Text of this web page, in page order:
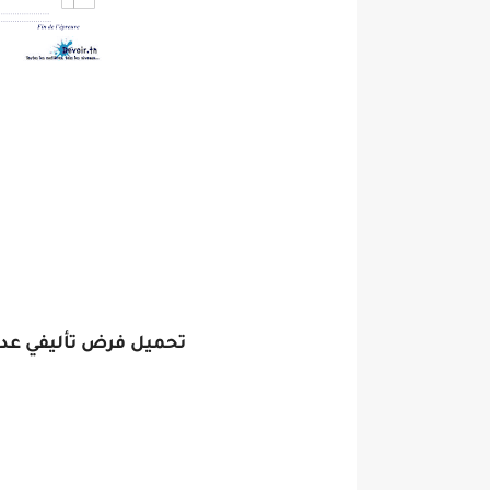
تحميل فرض تأليفي عدد 3 فيزياء اولى ثانوي الثلاثي